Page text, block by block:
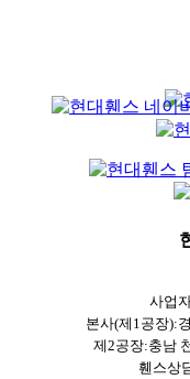
사업
본사(제1공장):
제2공장:충남
휀스상